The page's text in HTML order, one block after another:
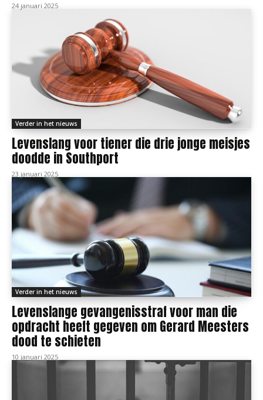
24 januari 2025
Verder in het nieuws
Levenslang voor tiener die drie jonge meisjes
doodde in Southport
23 januari 2025
Verder in het nieuws
Levenslange gevangenisstraf voor man die
opdracht heeft gegeven om Gerard Meesters
dood te schieten
10 januari 2025